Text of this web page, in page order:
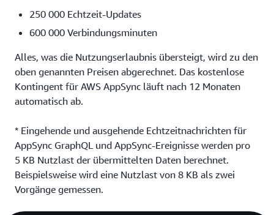
250 000 Echtzeit-Updates
600 000 Verbindungsminuten
Alles, was die Nutzungserlaubnis übersteigt, wird zu den
oben genannten Preisen abgerechnet. Das kostenlose
Kontingent für AWS AppSync läuft nach 12 Monaten
automatisch ab.
* Eingehende und ausgehende Echtzeitnachrichten für
AppSync GraphQL und AppSync-Ereignisse werden pro
5 KB Nutzlast der übermittelten Daten berechnet.
Beispielsweise wird eine Nutzlast von 8 KB als zwei
Vorgänge gemessen.